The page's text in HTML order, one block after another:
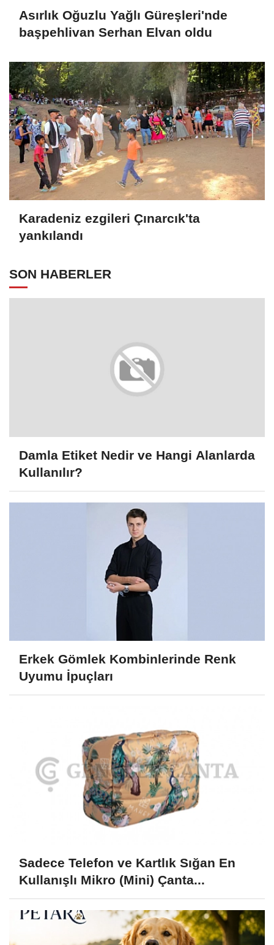
Asırlık Oğuzlu Yağlı Güreşleri'nde
başpehlivan Serhan Elvan oldu
Karadeniz ezgileri Çınarcık'ta
yankılandı
SON HABERLER
Damla Etiket Nedir ve Hangi Alanlarda
Kullanılır?
Erkek Gömlek Kombinlerinde Renk
Uyumu İpuçları
Sadece Telefon ve Kartlık Sığan En
Kullanışlı Mikro (Mini) Çanta...